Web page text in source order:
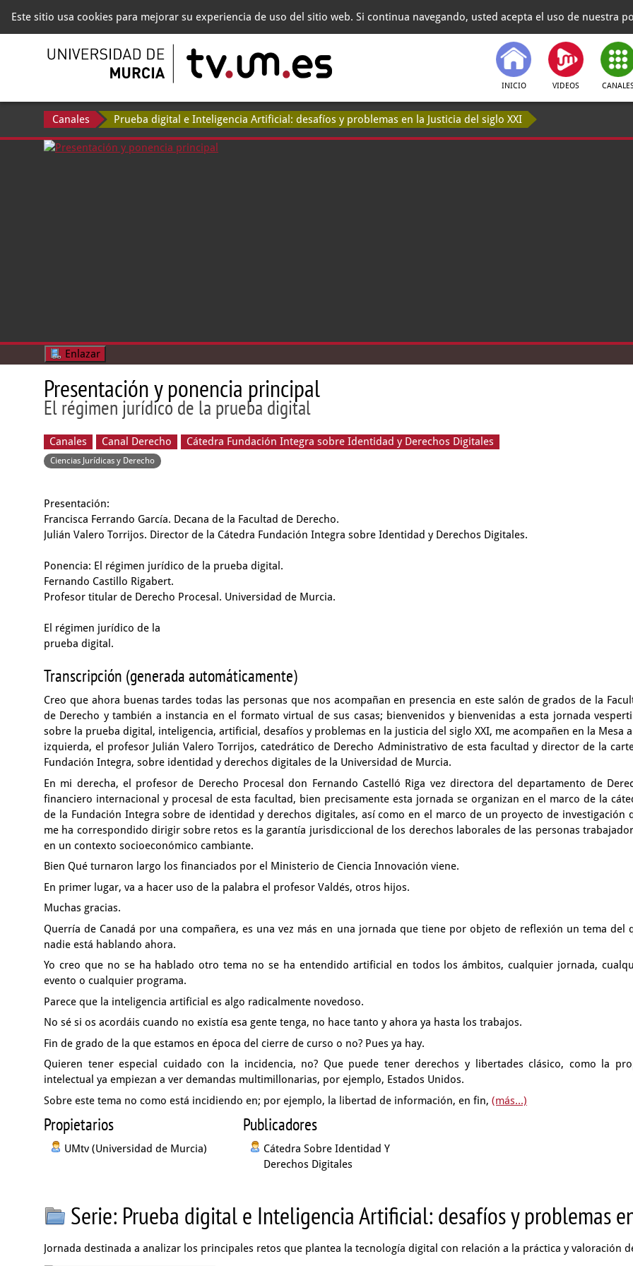
Este sitio usa cookies para mejorar su experiencia de uso del sitio web. Si continua navegando, usted acepta el uso de nuestra
INICIO VIDEOS
Canales Prueba digital e Inteligencia Artificial: desafíos y problemas en la Justicia del siglo XXI
Enlazar
Presentación y ponencia principal
El régimen jurídico de la prueba digital
Canales Canal Derecho Cátedra Fundación Integra sobre Identidad y Derechos Digitales
Ciencias Jurídicas y Derecho
Presentación:
Francisca Ferrando García. Decana de la Facultad de Derecho.
Julián Valero Torrijos. Director de la Cátedra Fundación Integra sobre Identidad y Derechos Digitales.
Ponencia: El régimen jurídico de la prueba digital.
Fernando Castillo Rigabert.
Profesor titular de Derecho Procesal. Universidad de Murcia.
El régimen jurídico de la
prueba digital.
Transcripción (generada automáticamente)
Creo que ahora buenas tardes todas las personas que nos acompañanen presencia en este salón de grados de la
de Derecho y también a instancia en el formato virtual de sus casas; bienvenidos y bienvenidas a esta jornada
sobre la prueba digital, inteligencia, artificial, desafíos y problemas en la justicia del siglo XXI, me acompañen en la Mesa
izquierda,el profesor Julián Valero Torrijos, catedrático de Derecho Administrativo de esta facultad y director de la
Fundación Integra, sobre identidad y derechos digitales de la Universidad de Murcia.
En mi derecha, el profesor de Derecho Procesaldon Fernando Castelló Riga vez directora del departamento de
financiero internacional y procesal de esta facultad, bien precisamente esta jornada se organizan en el marco de la
de la Fundación Integrasobre de identidad y derechos digitales, así como en el marco de un proyecto de investigación
me ha correspondido dirigir sobre retos es la garantía jurisdiccional de los derechos laboralesde las personas
en un contexto socioeconómico cambiante.
Bien Qué turnaron largo los financiados por el Ministerio de Ciencia Innovación viene.
En primer lugar, va a hacer uso de la palabra el profesor Valdés, otros hijos.
Muchas gracias.
Querría de Canadá por una compañera,es una vez más en una jornada que tiene por objeto de reflexión un tema del
nadie está hablando ahora.
Yo creo que no se ha hablado otro tema no se ha entendido artificial en todos los ámbitos,cualquier jornada,
evento o cualquier programa.
Parece que la inteligencia artificial es algo radicalmente novedoso.
No sé si os acordáis cuando no existía esa gente tenga, no hace tanto y ahora ya hasta los trabajos.
Fin de grado de la que estamos en época del cierre de curso o no? Pues ya hay.
Quieren tener especial cuidado con la incidencia, no? Que puede tener derechos y libertades clásico, como la
intelectual ya empiezan a ver demandas multimillonarias, por ejemplo, Estados Unidos.
Sobre este tema no como está incidiendo en; por ejemplo, la libertad de información, en fin, (más...)
Propietarios
UMtv (Universidad de Murcia)
Publicadores
Cátedra Sobre Identidad Y
Derechos Digitales
Serie: Prueba digital e Inteligencia Artificial: desafíos y problemas
Jornada destinada a analizar los principales retos que plantea la tecnología digital con relación a la práctica y valoración